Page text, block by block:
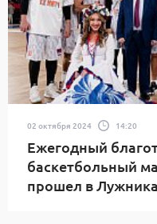
02 октября 2024 14:20
Ежегодный
баскетбольный
прошел в